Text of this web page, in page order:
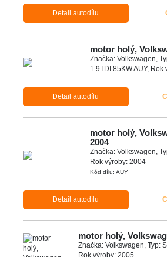
Detail autodílu
motor holý,
Značka: Volkswagen,
1.9TDI 85KW AUY, Rok
Detail autodílu
motor holý,
2004
Značka: Volkswagen,
Rok výroby: 2004
Kód dílu: AUY
Detail autodílu
motor holý,
Značka: Volkswagen, Typ:
Rok výroby: 2005